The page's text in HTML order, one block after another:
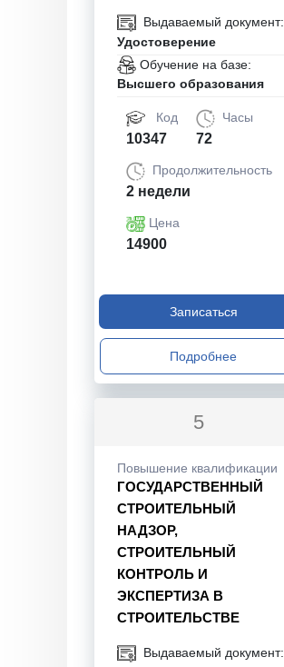
Выдаваемый документ:
Удостоверение
Обучение на базе:
Высшего образования
Код
10347
Часы
72
Продолжительность
2 недели
Цена
14900
Записаться
Подробнее
5
Повышение квалификации
ГОСУДАРСТВЕННЫЙ
СТРОИТЕЛЬНЫЙ
НАДЗОР,
СТРОИТЕЛЬНЫЙ
КОНТРОЛЬ И
ЭКСПЕРТИЗА В
СТРОИТЕЛЬСТВЕ
Выдаваемый документ: